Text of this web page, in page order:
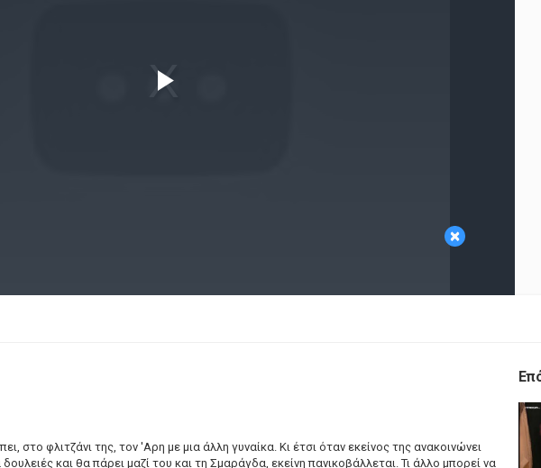
×
στο φλιτζάνι της, τον 'Αρη με μια άλλη γυναίκα. Κι έτσι όταν εκείνος της ανακοινώνει
και θα πάρει μαζί του και τη Σμαράγδα, εκείνη πανικοβάλλεται. Τι άλλο μπορεί να